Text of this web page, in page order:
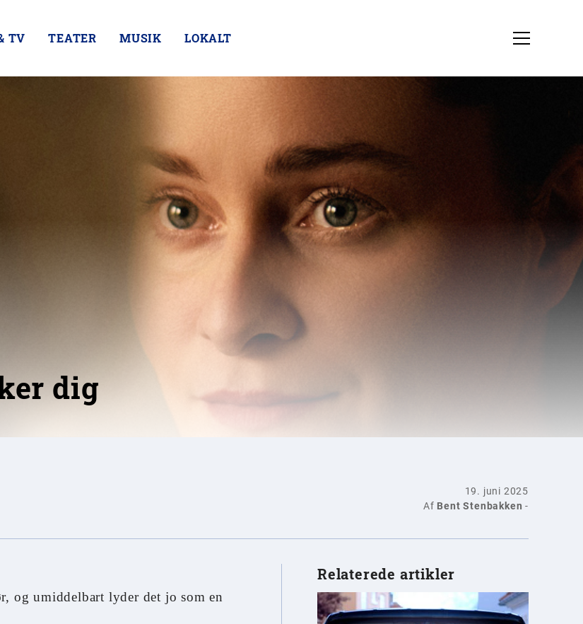
TV TEATER MUSIK LOKALT
dig
19. juni 2025
Af Bent Stenbakken -
og umiddelbart lyder det jo som en
Relaterede artikler